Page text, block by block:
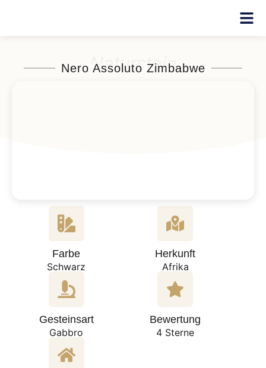
Naturstein
Nero Assoluto Zimbabwe
Farbe
Schwarz
Herkunft
Afrika
Gesteinsart
Gabbro
Bewertung
4 Sterne